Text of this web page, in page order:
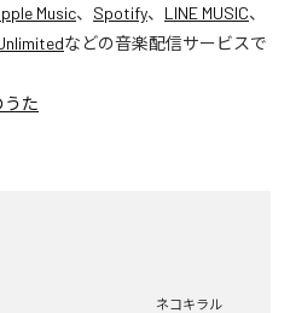
Music、 Spotify、 LINE MUSIC、
などの音楽配信サービスで
うた
ネコキラル